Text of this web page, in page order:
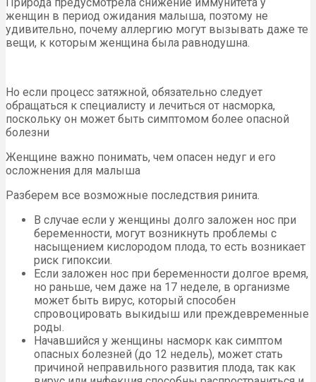
женщин в период ожидания малыша, поэтому не
удивительно, почему аллергию могут вызывать даже те
вещи, к которым женщина была равнодушна.
Но если процесс затяжной, обязательно следует
обращаться к специалисту и лечиться от насморка,
поскольку он может быть симптомом более опасной
болезни
Женщине важно понимать, чем опасен недуг и его
осложнения для малыша
Разберем все возможные последствия ринита.
В случае если у женщины долго заложен нос при
беременности, могут возникнуть проблемы с
насыщением кислородом плода, то есть возникает
риск гипоксии.
Если заложен нос при беременности долгое время,
но раньше, чем даже на 17 неделе, в организме
может быть вирус, который способен
спровоцировать выкидыш или преждевременные
роды.
Начавшийся у женщины насморк как симптом
опасных болезней (до 12 недель), может стать
причиной неправильного развития плода, так как